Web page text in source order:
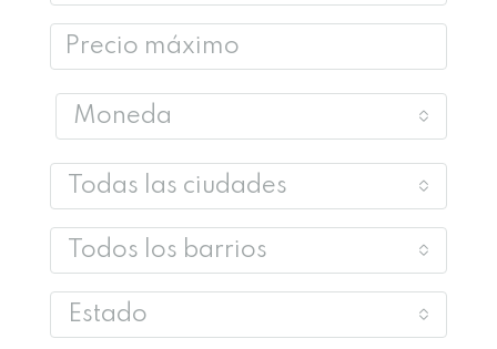
Moneda
Todas las ciudades
Todos los barrios
Estado